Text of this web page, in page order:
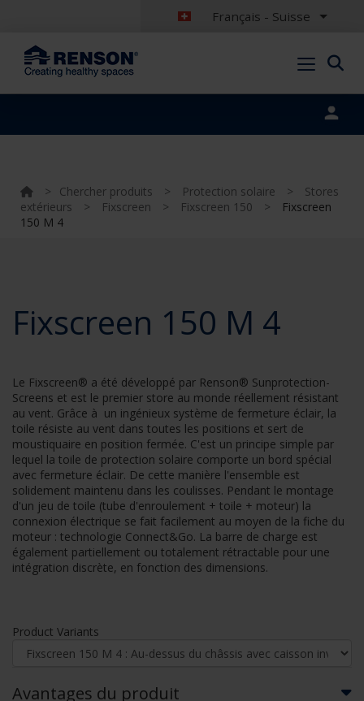
Français - Suisse
> Chercher produits > Protection solaire >
Stores
extérieurs
> Fixscreen > Fixscreen 150 >
Fixscreen
150 M 4
Fixscreen 150 M 4
Le Fixscreen® a été développé par Renson® Sunprotection-
Screens et est le premier store au monde réellement résistant
au vent. Grâce à un ingénieux système de fermeture éclair, la
toile résiste au vent dans toutes les positions et sert de
moustiquaire en position fermée. C'est un principe simple par
lequel la toile de protection solaire comporte un bord spécial
avec fermeture éclair. De cette manière l'ensemble est
solidement maintenu dans les coulisses. Pendant le montage
d'un jeu de toile (tube d'enroulement + toile + moteur) la
connexion électrique se fait facilement au moyen de la fiche du
moteur : technologie Connect&Go. La barre de charge est
également partiellement ou totalement rétractable pour une
intégration discrète, en fonction des dimensions.
Product Variants
Avantages du produit